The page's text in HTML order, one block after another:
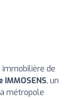
immobilière de
IMMOSENS, un
métropole